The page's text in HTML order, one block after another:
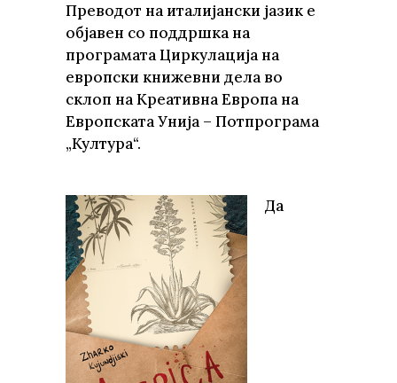
Преводот на италијански јазик е
објавен со поддршка на
програмата Циркулација на
европски книжевни дела во
склоп на Креативна Европа на
Европската Унија – Потпрограма
„Култура“.
Да